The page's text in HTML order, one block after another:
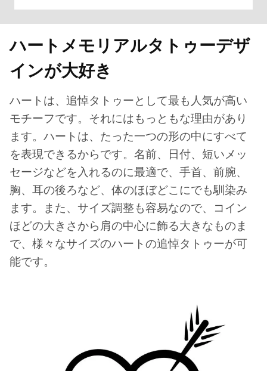
ハートメモリアルタトゥーデザ
インが大好き
ハートは、追悼タトゥーとして最も人気が高い
モチーフです。それにはもっともな理由があり
ます。ハートは、たった一つの形の中にすべて
を表現できるからです。名前、日付、短いメッ
セージなどを入れるのに最適で、手首、前腕、
胸、耳の後ろなど、体のほぼどこにでも馴染み
ます。また、サイズ調整も容易なので、コイン
ほどの大きさから肩の中心に飾る大きなものま
で、様々なサイズのハートの追悼タトゥーが可
能です。